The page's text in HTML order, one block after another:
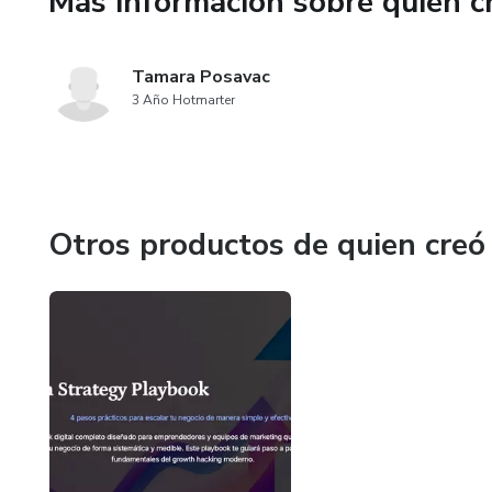
Público objetivo: Parejas que
Tamara Posavac
3 Año Hotmarter
Otros productos de quien